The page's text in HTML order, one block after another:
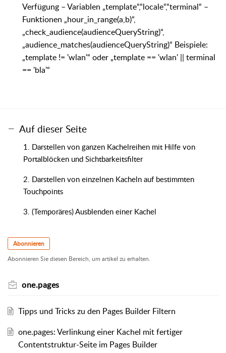
Verfügung – Variablen „template“,“locale“,“terminal“ –
Funktionen „hour_in_range(a,b)“,
„check_audience(audienceQueryString)“,
„audience_matches(audienceQueryString)“ Beispiele:
„template != 'wlan'“ oder „template == 'wlan' || terminal
== 'bla'“
Auf dieser Seite
1. Darstellen von ganzen Kachelreihen mit Hilfe von
Portalblöcken und Sichtbarkeitsfilter
2. Darstellen von einzelnen Kacheln auf bestimmten
Touchpoints
3. (Temporäres) Ausblenden einer Kachel
Abonnieren
Abonnieren Sie diesen Bereich, um artikel zu erhalten.
one.pages
Tipps und Tricks zu den Pages Builder Filtern
one.pages: Verlinkung einer Kachel mit fertiger
Contentstruktur-Seite im Pages Builder